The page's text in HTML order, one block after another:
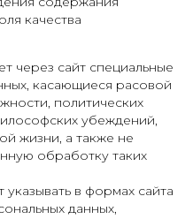
качества
через сайт специальные
касающиеся расовой
политических
убеждений,
жизни, а также не
обработку таких
в формах сайта
данных,